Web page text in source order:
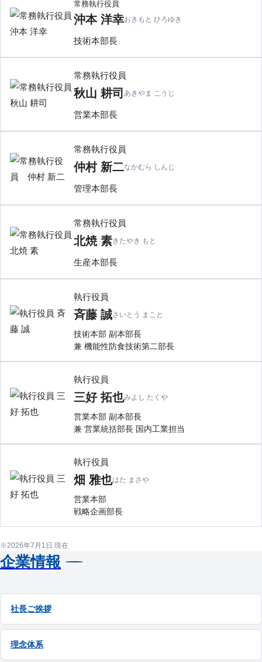
常務執行役員
沖本 洋幸おきもと ひろゆき
技術本部長
常務執行役員
秋山 耕司あきやま こうじ
営業本部長
常務執行役員
仲村 新二なかむら しんじ
管理本部長
常務執行役員
北焼 素きたやき もと
生産本部長
執行役員
斉藤 誠さいとう まこと
技術本部 副本部長
兼 機能性防食技術第二部長
執行役員
三好 拓也みよし たくや
営業本部 副本部長
兼 営業統括部長 国内工業担当
執行役員
畑 雅也はた まさや
営業本部
戦略企画部長
2026年7月1日 現在
企業情報
社長ご挨拶
理念体系